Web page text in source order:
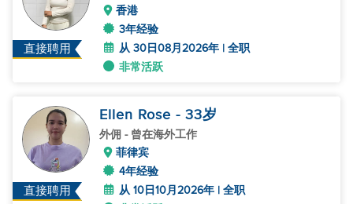
直接聘用
香港
3年经验
从 30日08月2026年 | 全职
非常活跃
直接聘用
Ellen Rose - 33岁
外佣 - 曾在海外工作
菲律宾
4年经验
从 10日10月2026年 | 全职